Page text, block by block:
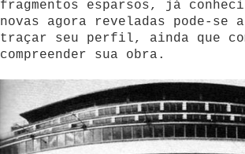
fragmentos esparsos, já
novas agora reveladas pode-se
traçar seu perfil, ainda que
compreender sua obra.